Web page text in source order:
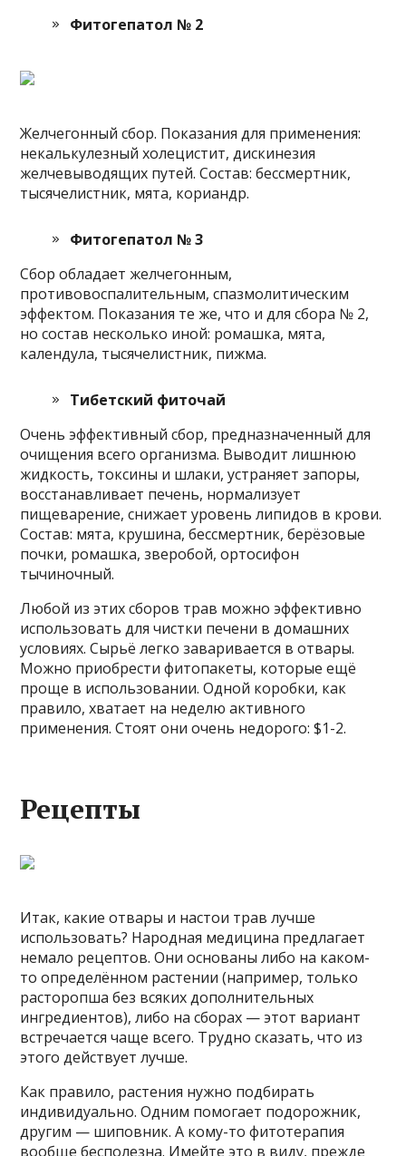
Фитогепатол № 2
Желчегонный сбор. Показания для применения:
некалькулезный холецистит, дискинезия
желчевыводящих путей. Состав: бессмертник,
тысячелистник, мята, кориандр.
Фитогепатол № 3
Сбор обладает желчегонным,
противовоспалительным, спазмолитическим
эффектом. Показания те же, что и для сбора № 2,
но состав несколько иной: ромашка, мята,
календула, тысячелистник, пижма.
Тибетский фиточай
Очень эффективный сбор, предназначенный для
очищения всего организма. Выводит лишнюю
жидкость, токсины и шлаки, устраняет запоры,
восстанавливает печень, нормализует
пищеварение, снижает уровень липидов в крови.
Состав: мята, крушина, бессмертник, берёзовые
почки, ромашка, зверобой, ортосифон
тычиночный.
Любой из этих сборов трав можно эффективно
использовать для чистки печени в домашних
условиях. Сырьё легко заваривается в отвары.
Можно приобрести фитопакеты, которые ещё
проще в использовании. Одной коробки, как
правило, хватает на неделю активного
применения. Стоят они очень недорого: $1-2.
Рецепты
Итак, какие отвары и настои трав лучше
использовать? Народная медицина предлагает
немало рецептов. Они основаны либо на каком-
то определённом растении (например, только
расторопша без всяких дополнительных
ингредиентов), либо на сборах — этот вариант
встречается чаще всего. Трудно сказать, что из
этого действует лучше.
Как правило, растения нужно подбирать
индивидуально. Одним помогает подорожник,
другим — шиповник. А кому-то фитотерапия
вообще бесполезна. Имейте это в виду, прежде